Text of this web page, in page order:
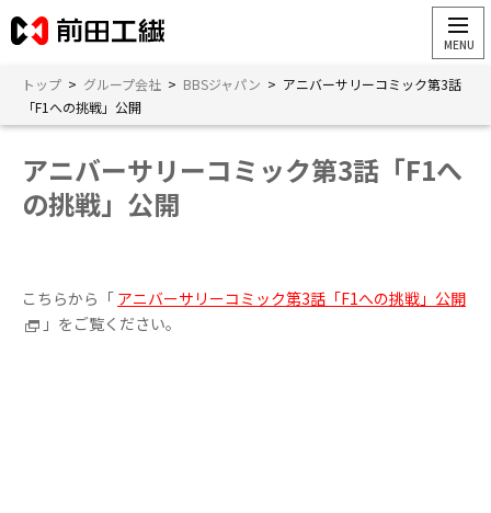
トップ > グループ会社 > BBSジャパン > アニバーサリーコミック第3話
「F1への挑戦」公開
アニバーサリーコミック第3話「F1へ
の挑戦」公開
こちらから「 アニバーサリーコミック第3話「F1への挑戦」公開
」をご覧ください。